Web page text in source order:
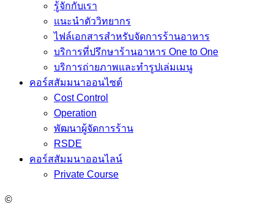
รู้จักกับเรา
แนะนำตัววิทยากร
ไฟล์เอกสารสำหรับจัดการร้านอาหาร
บริการที่ปรึกษาร้านอาหาร One to One
บริการถ่ายภาพและทำรูปเล่มเมนู
คอร์สสัมมนาออนไซต์
Cost Control
Operation
พัฒนาผู้จัดการร้าน
RSDE
คอร์สสัมมนาออนไลน์
Private Course
©